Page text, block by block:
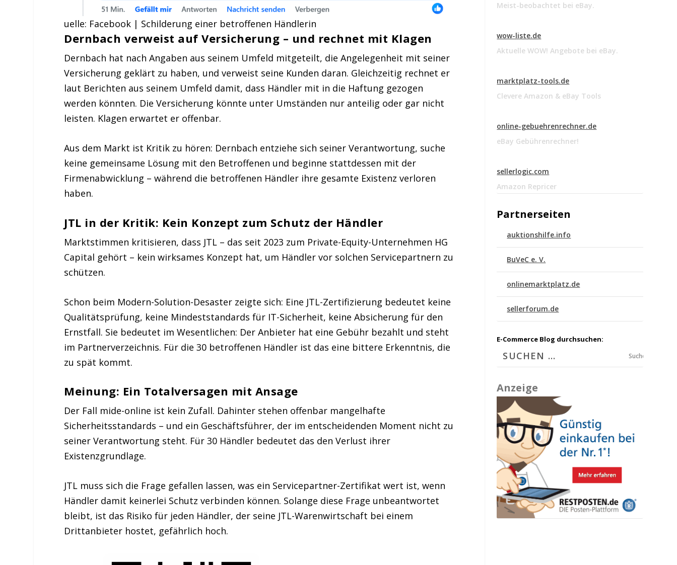
uelle: Facebook | Schilderung einer betroffenen Händlerin
Dernbach verweist auf Versicherung – und rechnet mit Klagen
Dernbach hat nach Angaben aus seinem Umfeld mitgeteilt, die Angelegenheit mit seiner
Versicherung geklärt zu haben, und verweist seine Kunden daran. Gleichzeitig rechnet er
laut Berichten aus seinem Umfeld damit, dass Händler mit in die Haftung gezogen
werden könnten. Die Versicherung könnte unter Umständen nur anteilig oder gar nicht
leisten. Klagen erwartet er offenbar.
Aus dem Markt ist Kritik zu hören: Dernbach entziehe sich seiner Verantwortung, suche
keine gemeinsame Lösung mit den Betroffenen und beginne stattdessen mit der
Firmenabwicklung – während die betroffenen Händler ihre gesamte Existenz verloren
haben.
JTL in der Kritik: Kein Konzept zum Schutz der Händler
Marktstimmen kritisieren, dass JTL – das seit 2023 zum Private-Equity-Unternehmen HG
Capital gehört – kein wirksames Konzept hat, um Händler vor solchen Servicepartnern zu
schützen.
Schon beim Modern-Solution-Desaster zeigte sich: Eine JTL-Zertifizierung bedeutet keine
Qualitätsprüfung, keine Mindeststandards für IT-Sicherheit, keine Absicherung für den
Ernstfall. Sie bedeutet im Wesentlichen: Der Anbieter hat eine Gebühr bezahlt und steht
im Partnerverzeichnis. Für die 30 betroffenen Händler ist das eine bittere Erkenntnis, die
zu spät kommt.
Meinung: Ein Totalversagen mit Ansage
Der Fall mide-online ist kein Zufall. Dahinter stehen offenbar mangelhafte
Sicherheitsstandards – und ein Geschäftsführer, der im entscheidenden Moment nicht zu
seiner Verantwortung steht. Für 30 Händler bedeutet das den Verlust ihrer
Existenzgrundlage.
JTL muss sich die Frage gefallen lassen, was ein Servicepartner-Zertifikat wert ist, wenn
Händler damit keinerlei Schutz verbinden können. Solange diese Frage unbeantwortet
bleibt, ist das Risiko für jeden Händler, der seine JTL-Warenwirtschaft bei einem
Drittanbieter hostet, gefährlich hoch.
Meist-beobachtet bei eBay.
wow-liste.de
Aktuelle WOW! Angebote bei eBay.
marktplatz-tools.de
Clevere Amazon & eBay Tools
online-gebuehrenrechner.de
eBay Gebührenrechner!
sellerlogic.com
Amazon Repricer
Partnerseiten
auktionshilfe.info
BuVeC e. V.
onlinemarktplatz.de
sellerforum.de
E-Commerce Blog durchsuchen:
Suchen
Anzeige